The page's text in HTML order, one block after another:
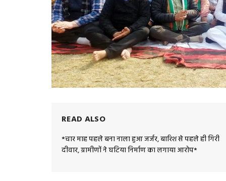
READ ALSO
*चार माह पहले बना नाला हुआ जर्जर, बारिश से पहले ही गिरी
दीवार, ग्रामीणों ने घटिया निर्माण का लगाया आरोप*